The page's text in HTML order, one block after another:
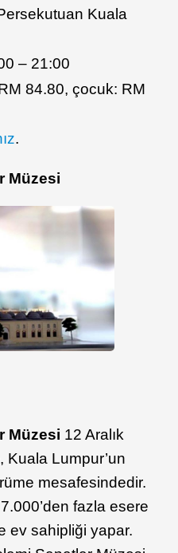
Kuala
– 21:00
84.80, çocuk: RM
.
Müzesi
Müzesi 12 Aralık
Kuala Lumpur’un
mesafesindedir.
7.000’den fazla esere
ev sahipliği yapar.